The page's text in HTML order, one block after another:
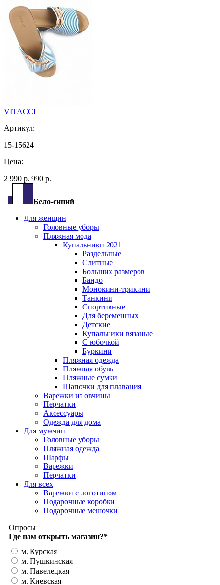
VITACCI
Артикул:
15-15624
Цена:
2 990 р. 990 р.
Бело-синий
Для женщин
Головные уборы
Пляжная мода
Купальники 2021
Раздельные
Слитные
Больших размеров
Бандо
Монокини-трикини
Танкини
Спортивные
Для беременных
Детские
Купальники вязаные
С юбочкой
Буркини
Пляжная одежда
Пляжная обувь
Пляжные сумки
Шапочки для плавания
Варежки из овчины
Перчатки
Аксессуары
Одежда для дома
Для мужчин
Головные уборы
Пляжная одежда
Шарфы
Варежки
Перчатки
Для всех
Варежки с логотипом
Подарочные коробки
Подарочные мешочки
Опросы
Где нам открыть магазин?*
м. Курская
м. Пушкинская
м. Павелецкая
м. Киевская